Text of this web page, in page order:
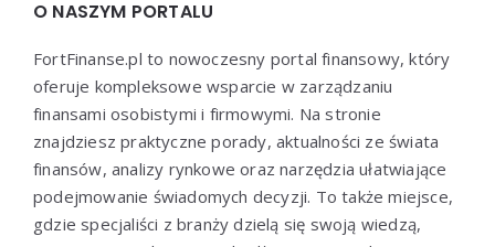
O NASZYM PORTALU
FortFinanse.pl to nowoczesny portal finansowy, który
oferuje kompleksowe wsparcie w zarządzaniu
finansami osobistymi i firmowymi. Na stronie
znajdziesz praktyczne porady, aktualności ze świata
finansów, analizy rynkowe oraz narzędzia ułatwiające
podejmowanie świadomych decyzji. To także miejsce,
gdzie specjaliści z branży dzielą się swoją wiedzą,